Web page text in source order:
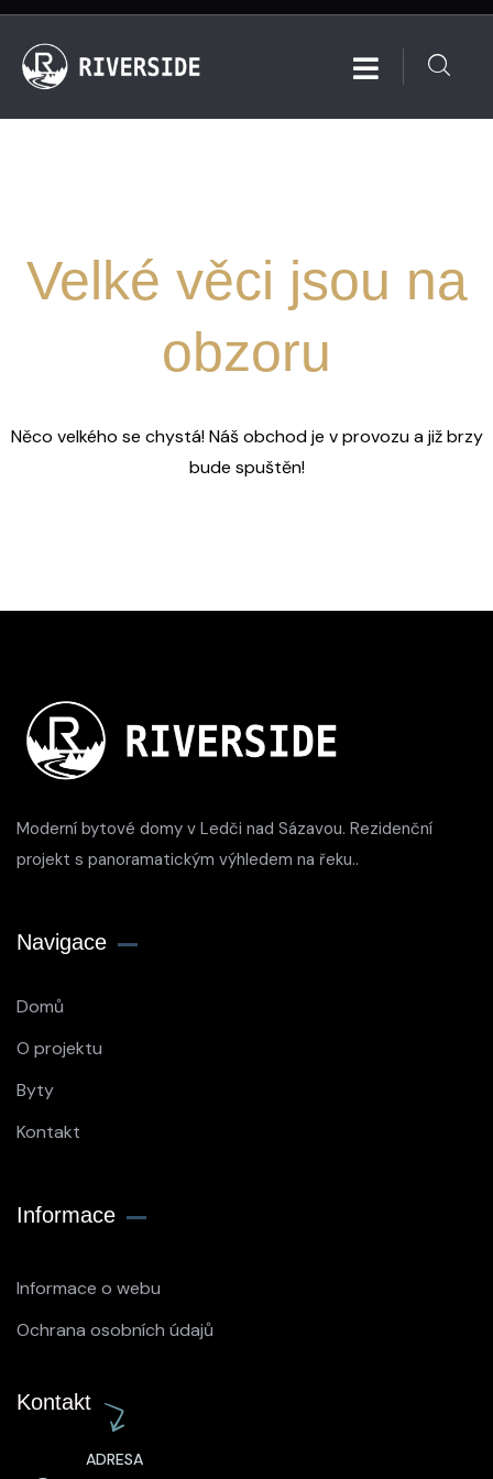
Velké věci jsou na
obzoru
Něco velkého se chystá! Náš obchod je v provozu a již brzy
bude spuštěn!
Moderní bytové domy v Ledči nad Sázavou. Rezidenční
projekt s panoramatickým výhledem na řeku..
Navigace
Domů
O projektu
Byty
Kontakt
Informace
Informace o webu
Ochrana osobních údajů
Kontakt
ADRESA